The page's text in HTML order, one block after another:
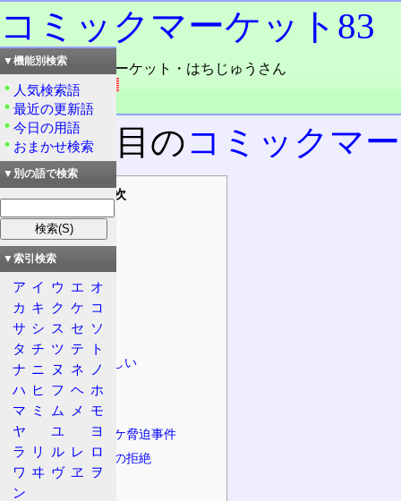
コミックマーケット83
読み：コミックマーケット・はちじゅうさん
外語：C83
品詞：固有名詞
第83回目のコミックマ
目次
概要
特徴
参加者
Webカタログ
JP(日本郵便)
騒動
開催日がおかしい
黒子のバスケ
脅迫状
黒子のバスケ脅迫事件
参加・頒布の拒絶
犯人の逮捕
▼機能別検索
人気検索語
最近の更新語
今日の用語
おまかせ検索
▼別の語で検索
▼索引検索
ア イ ウ エ オ
カ キ ク ケ コ
サ シ ス セ ソ
タ チ ツ テ
ト
ナ ニ ヌ ネ
ノ
ハ ヒ フ ヘ ホ
マ ミ ム メ
モ
ヤ
ユ
ヨ
ラ
リ ル レ ロ
ワ ヰ ヴ ヱ
ヲ
ン